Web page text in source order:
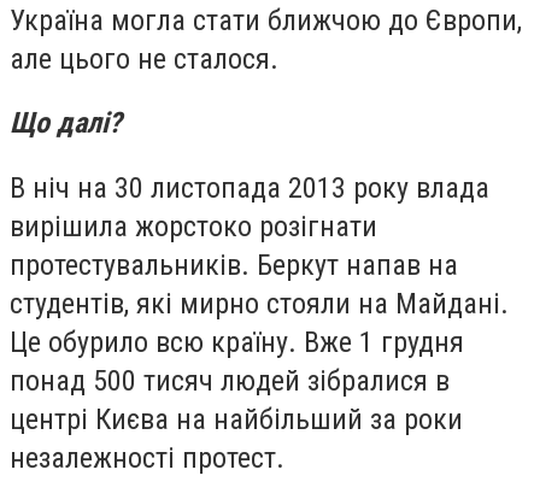
Україна могла стати ближчою до Європи,
але цього не сталося.
Що далі?
В ніч на 30 листопада 2013 року влада
вирішила жорстоко розігнати
протестувальників. Беркут напав на
студентів, які мирно стояли на Майдані.
Це обурило всю країну. Вже 1 грудня
понад 500 тисяч людей зібралися в
центрі Києва на найбільший за роки
незалежності протест.